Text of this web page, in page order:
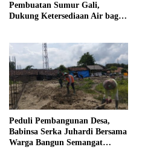
Pembuatan Sumur Gali,
Dukung Ketersediaan Air bagi
Peduli Pembangunan Desa,
Babinsa Serka Juhardi Bersama
Warga Bangun Semangat